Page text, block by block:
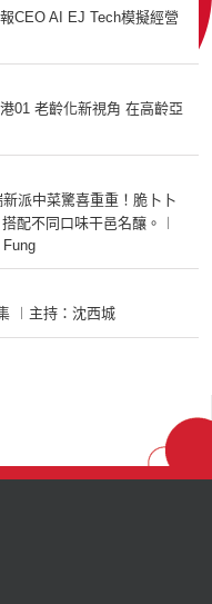
CEO AI EJ Tech模擬經營
01 老齡化新視角 在高齡亞
新派中菜驚喜重重！脆卜卜
配不同口味干邑名釀。︱
︱主持：沈西城